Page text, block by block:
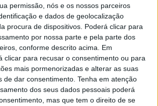
permissão, nós e os nossos parceiros
e dados de geolocalização
procura de dispositivos. Poderá clicar para
por nossa parte e pela parte dos
conforme descrito acima. Em
clicar para recusar o consentimento ou para
mais pormenorizadas e alterar as suas
de dar consentimento. Tenha em atenção
dos seus dados pessoais poderá
mas que tem o direito de se
dia 12 de outubro, defende para
pública, um novo mercado de
Direita viva e um centro de
focado no
da cidade e do concelho.
Hélder Amaral pelo CS/PP junta-se às já